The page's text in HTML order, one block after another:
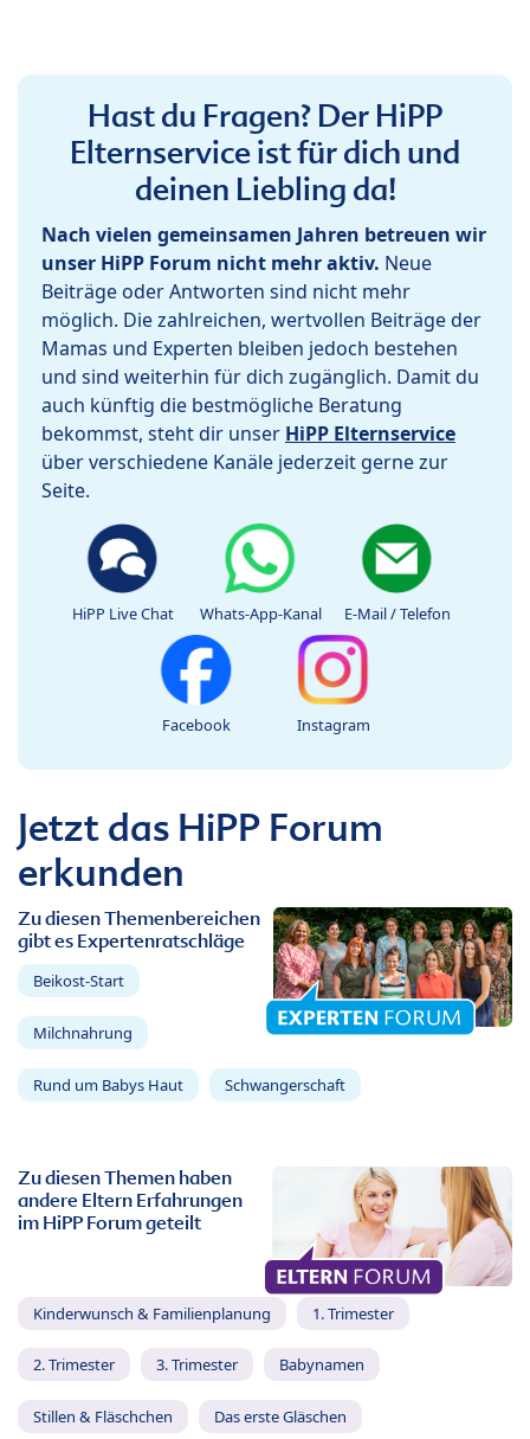
Hast du Fragen? Der HiPP
Elternservice ist für dich und
deinen Liebling da!
Nach vielen gemeinsamen Jahren betreuen wir
unser HiPP Forum nicht mehr aktiv. Neue
Beiträge oder Antworten sind nicht mehr
möglich. Die zahlreichen, wertvollen Beiträge der
Mamas und Experten bleiben jedoch bestehen
und sind weiterhin für dich zugänglich. Damit du
auch künftig die bestmögliche Beratung
bekommst, steht dir unser HiPP Elternservice
über verschiedene Kanäle jederzeit gerne zur
Seite.
HiPP Live Chat Whats-App-Kanal E-Mail / Telefon
Facebook Instagram
Jetzt das HiPP Forum
erkunden
Zu diesen Themenbereichen
gibt es Expertenratschläge
Beikost-Start
Milchnahrung
Rund um Babys Haut Schwangerschaft
Zu diesen Themen haben
andere Eltern Erfahrungen
im HiPP Forum geteilt
Kinderwunsch & Familienplanung 1. Trimester
2. Trimester 3. Trimester Babynamen
Stillen & Fläschchen Das erste Gläschen